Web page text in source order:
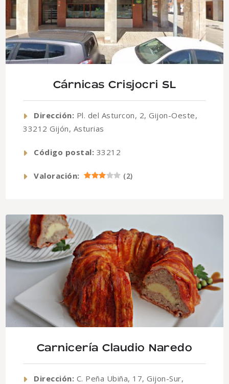
Cárnicas Crisjocri SL
Dirección: Pl. del Asturcon, 2, Gijon-Oeste,
33212 Gijón, Asturias
Código postal: 33212
Valoración: (2)
Carnicería Claudio Naredo
Dirección: C. Peña Ubiña, 17, Gijon-Sur,